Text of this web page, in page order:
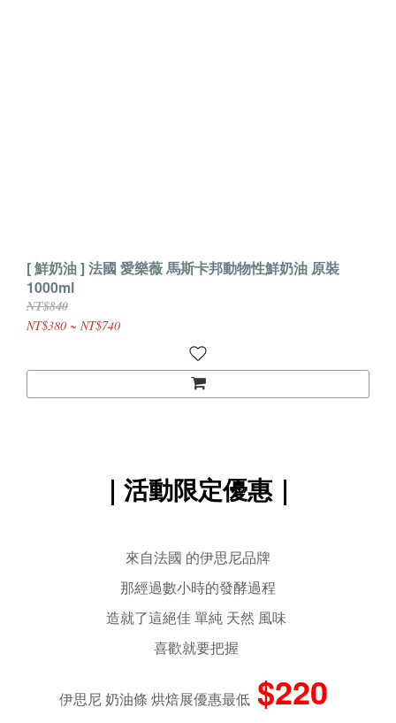
[ 鮮奶油 ] 法國 愛樂薇 馬斯卡邦動物性鮮奶油 原裝
1000ml
NT$840
NT$380 ~ NT$740
｜活動限定優惠｜
來自法國 的伊思尼品牌
那經過數小時的發酵過程
造就了這絕佳 單純 天然 風味
喜歡就要把握
伊思尼 奶油條 烘焙展優惠最低 $220